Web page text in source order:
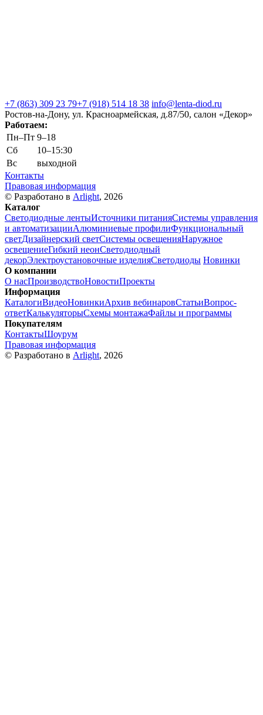
+7 (863) 309 23 79+7 (918) 514 18 38 info@lenta-diod.ru
Ростов-на-Дону, ул. Красноармейская, д.87/50, салон «Декор»
Работаем:
Пн–Пт 9–18
Сб
10–15:30
Вс
выходной
Контакты
Правовая информация
© Разработано в Arlight, 2026
Каталог
Светодиодные лентыИсточники питанияСистемы управления
и автоматизацииАлюминиевые профилиФункциональный
светДизайнерский светСистемы освещенияНаружное
освещениеГибкий неонСветодиодный
декорЭлектроустановочные изделияСветодиоды Новинки
О компании
О насПроизводствоНовостиПроекты
Информация
КаталогиВидеоНовинкиАрхив вебинаровСтатьиВопрос-
ответКалькуляторыСхемы монтажаФайлы и программы
Покупателям
КонтактыШоурум
Правовая информация
© Разработано в Arlight, 2026